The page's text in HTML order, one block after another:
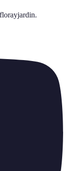
florayjardin.